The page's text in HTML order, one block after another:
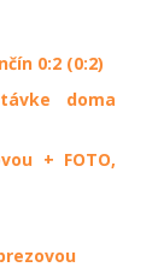
0:2 (0:2)
doma
+ FOTO,